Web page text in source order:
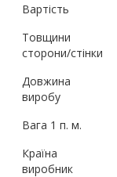
Вартість
Товщини
сторони/стінки
Довжина
виробу
Вага 1 п. м.
Країна
виробник